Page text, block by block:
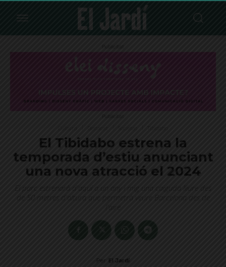
Publicitat
Publicitat
El Tibidabo estrena la
temporada d’estiu anunciant
una nova atracció el 2024
El parc estrenarà d'aquí a un any i mig una caiguda lliure des
de 50 metres d'altura que permetrà veure Barcelona des de
l'aire
Per El Jardí